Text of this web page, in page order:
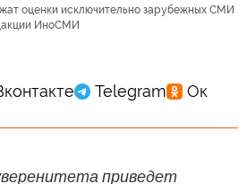
оценки исключительно зарубежных СМИ
ИноСМИ
приведет